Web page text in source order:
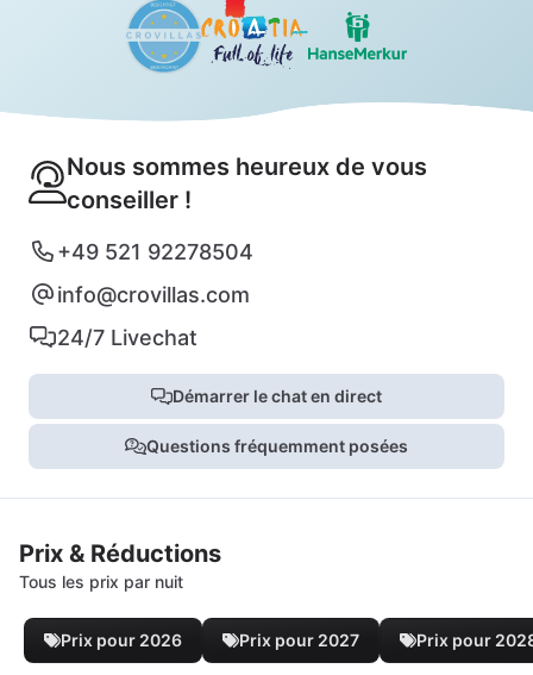
Nous sommes heureux de vous
conseiller !
+49 521 92278504
info@crovillas.com
24/7 Livechat
Démarrer le chat en direct
Questions fréquemment posées
Prix & Réductions
Tous les prix par nuit
Prix pour 2026 Prix pour 2027 Prix pour